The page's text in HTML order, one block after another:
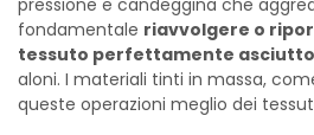
pressione e candeggina che
fondamentale riavvolgere o
tessuto perfettamente asciutto
aloni. I materiali tinti in massa,
queste operazioni meglio dei